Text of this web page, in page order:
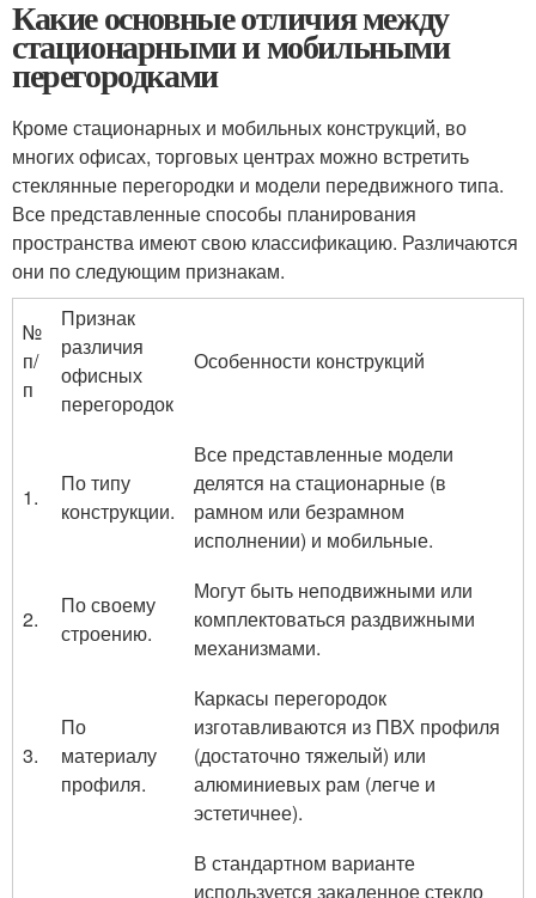
Какие основные отличия между
стационарными и мобильными
перегородками
Кроме стационарных и мобильных конструкций, во
многих офисах, торговых центрах можно встретить
стеклянные перегородки и модели передвижного типа.
Все представленные способы планирования
пространства имеют свою классификацию. Различаются
они по следующим признакам.
№
п/
п
Признак
различия
офисных
перегородок
Особенности конструкций
1.
По типу
конструкции.
Все представленные модели
делятся на стационарные (в
рамном или безрамном
исполнении) и мобильные.
2.
По своему
строению.
Могут быть неподвижными или
комплектоваться раздвижными
механизмами.
3.
По
материалу
профиля.
Каркасы перегородок
изготавливаются из ПВХ профиля
(достаточно тяжелый) или
алюминиевых рам (легче и
эстетичнее).
В стандартном варианте
используется закаленное стекло